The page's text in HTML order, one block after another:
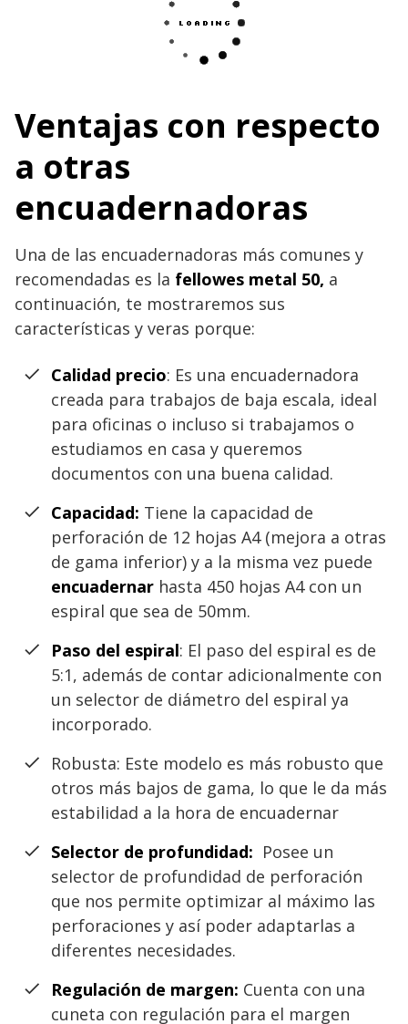
Ventajas con respecto
a otras
encuadernadoras
Una de las encuadernadoras más comunes y
recomendadas es la fellowes metal 50, a
continuación, te mostraremos sus
características y veras porque:
Calidad precio: Es una encuadernadora
creada para trabajos de baja escala, ideal
para oficinas o incluso si trabajamos o
estudiamos en casa y queremos
documentos con una buena calidad.
Capacidad: Tiene la capacidad de
perforación de 12 hojas A4 (mejora a otras
de gama inferior) y a la misma vez puede
encuadernar hasta 450 hojas A4 con un
espiral que sea de 50mm.
Paso del espiral: El paso del espiral es de
5:1, además de contar adicionalmente con
un selector de diámetro del espiral ya
incorporado.
Robusta: Este modelo es más robusto que
otros más bajos de gama, lo que le da más
estabilidad a la hora de encuadernar
Selector de profundidad: Posee un
selector de profundidad de perforación
que nos permite optimizar al máximo las
perforaciones y así poder adaptarlas a
diferentes necesidades.
Regulación de margen: Cuenta con una
cuneta con regulación para el margen